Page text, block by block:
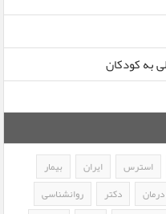
استرس ایران
بیمار
درمان دکتر
روانشناسی